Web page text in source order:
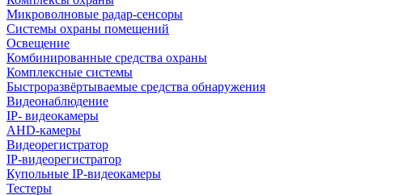
Микроволновые радар-сенсоры
Системы охраны помещений
Освещение
Комбинированные средства охраны
Комплексные системы
Быстроразвёртываемые средства обнаружения
Видеонаблюдение
IP- видеокамеры
AHD-камеры
Видеорегистратор
IP-видеорегистратор
Купольные IP-видеокамеры
Тестеры